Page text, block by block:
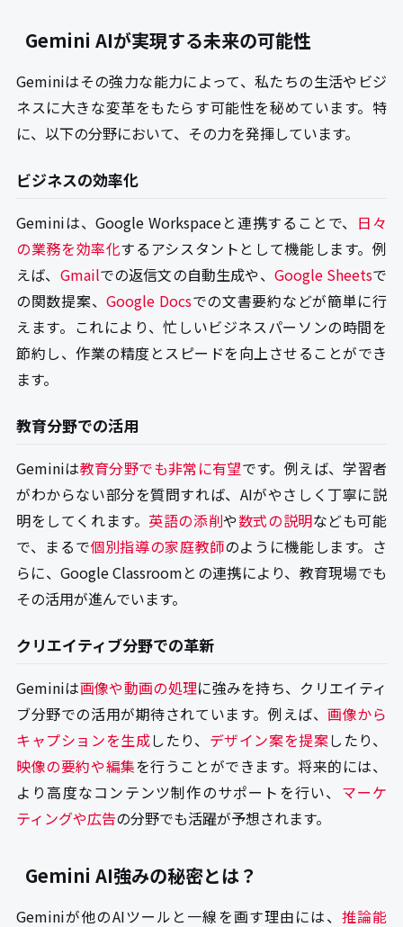
Gemini AIが実現する未来の可能性
Geminiはその強力な能力によって、私たちの生活やビジ
ネスに大きな変革をもたらす可能性を秘めています。特
に、以下の分野において、その力を発揮しています。
ビジネスの効率化
Geminiは、Google Workspaceと連携することで、 日々
の業務を効率化するアシスタントとして機能します。例
えば、 Gmailでの返信文の自動生成や、 Google Sheetsで
の関数提案、Google Docsでの文書要約などが簡単に行
えます。これにより、忙しいビジネスパーソンの時間を
節約し、作業の精度とスピードを向上させることができ
ます。
教育分野での活用
Geminiは教育分野でも非常に有望です。例えば、学習者
がわからない部分を質問すれば、AIがやさしく丁寧に説
明をしてくれます。 英語の添削や数式の説明なども可能
で、まるで個別指導の家庭教師のように機能します。さ
らに、Google Classroomとの連携により、教育現場でも
その活用が進んでいます。
クリエイティブ分野での革新
Geminiは画像や動画の処理に強みを持ち、クリエイティ
ブ分野での活用が期待されています。例えば、画像から
キャプションを生成したり、 デザイン案を提案したり、
映像の要約や編集を行うことができます。将来的には、
より高度なコンテンツ制作のサポートを行い、 マーケ
ティングや広告の分野でも活躍が予想されます。
Gemini AI強みの秘密とは？
Geminiが他のAIツールと一線を画す理由には、 推論能